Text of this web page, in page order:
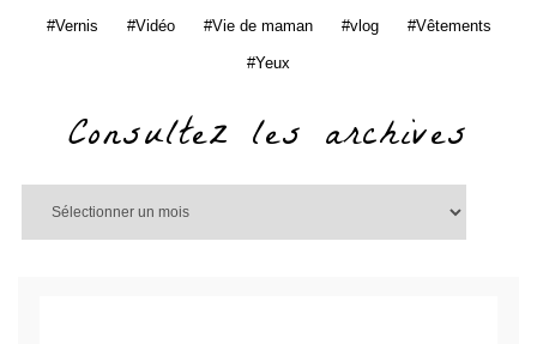
Vernis Vidéo Vie de maman vlog Vêtements
Yeux
Consultez les archives